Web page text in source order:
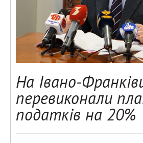
На Івано-
перевиконали
податків на 20%